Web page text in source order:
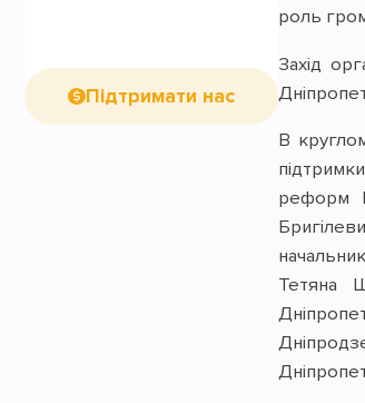
Підтримати нас
роль
Захід
В
реформ
Тетяна